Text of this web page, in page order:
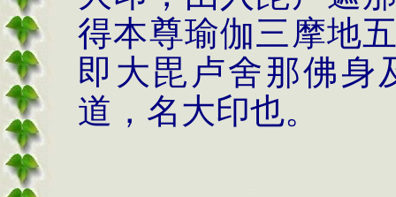
得本尊瑜伽三摩地
即大毘卢舍那佛身
道，名大印也。